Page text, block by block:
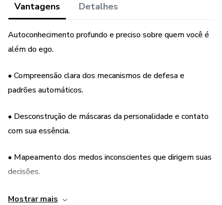
Vantagens Detalhes
Autoconhecimento profundo e preciso sobre quem você é
além do ego.
• Compreensão clara dos mecanismos de defesa e
padrões automáticos.
• Desconstrução de máscaras da personalidade e contato
com sua essência.
• Mapeamento dos medos inconscientes que dirigem suas
decisões.
• Desenvolvimento da inteligência emocional com base
Mostrar mais